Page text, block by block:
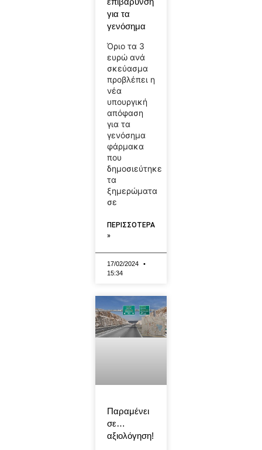
για τα
γενόσημα
Όριο τα 3
ευρώ ανά
σκεύασμα
προβλέπει η
νέα
υπουργική
απόφαση
για τα
γενόσημα
φάρμακα
που
δημοσιεύτηκε
τα
ξημερώματα
σε
ΠΕΡΙΣΣΟΤΕΡΑ
»
17/02/2024
15:34
Παραμένει
σε…
αξιολόγηση!